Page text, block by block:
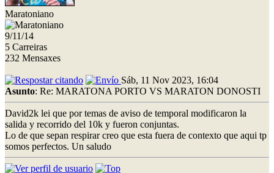
Maratoniano
9/11/14
5 Carreiras
232 Mensaxes
Sáb, 11 Nov 2023, 16:04
Asunto: Re: MARATONA PORTO VS MARATON DONOSTI
David2k lei que por temas de aviso de temporal modificaron la
salida y recorrido del 10k y fueron conjuntas.
Lo de que sepan respirar creo que esta fuera de contexto que aqui tp
somos perfectos. Un saludo